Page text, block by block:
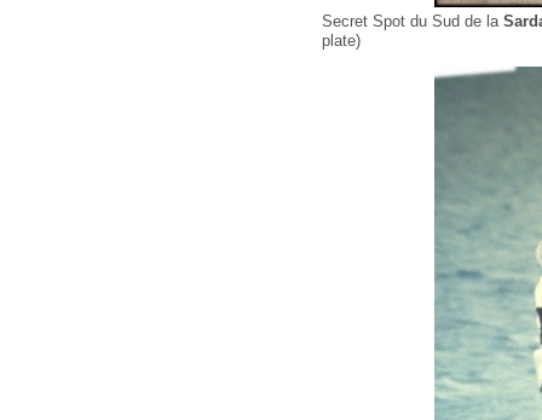
Secret Spot du Sud de la
plate)